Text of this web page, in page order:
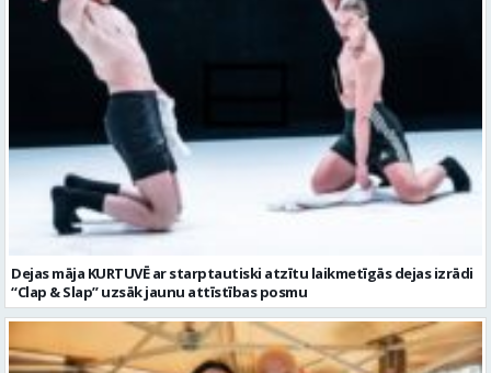
Dejas māja KURTUVĒ ar starptautiski atzītu laikmetīgās dejas izrādi
“Clap & Slap” uzsāk jaunu attīstības posmu